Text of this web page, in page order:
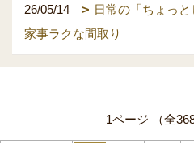
26/05/14
日常の「ちょっと
家事ラクな間取り
1ページ （全